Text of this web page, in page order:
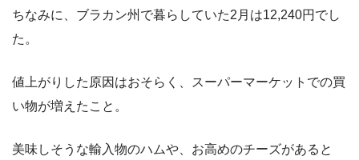
ちなみに、ブラカン州で暮らしていた2月は12,240円でし
た。
値上がりした原因はおそらく、スーパーマーケットでの買
い物が増えたこと。
美味しそうな輸入物のハムや、お高めのチーズがあると